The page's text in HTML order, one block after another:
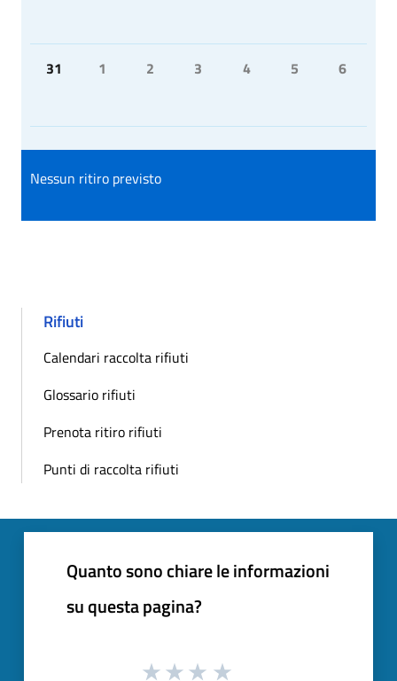
31 1 2 3 4 5 6
Nessun ritiro previsto
Rifiuti
Calendari raccolta rifiuti
Glossario rifiuti
Prenota ritiro rifiuti
Punti di raccolta rifiuti
Quanto sono chiare le informazioni
su questa pagina?